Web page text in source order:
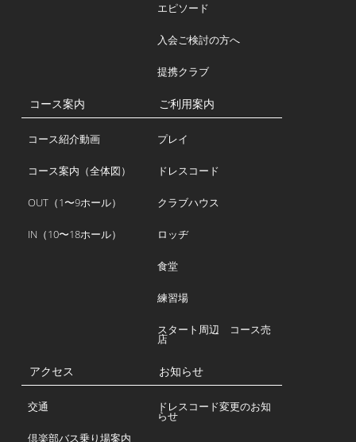
エピソード
入会ご検討の方へ
提携クラブ
コース案内
コース紹介動画
コース案内（全体図）
OUT（1〜9ホール）
IN（10〜18ホール）
ご利用案内
プレイ
ドレスコード
クラブハウス
ロッヂ
食堂
練習場
スタート周辺 コース売
店
アクセス
交通
倶楽部バス乗り場案内
お知らせ
ドレスコード変更のお知
らせ